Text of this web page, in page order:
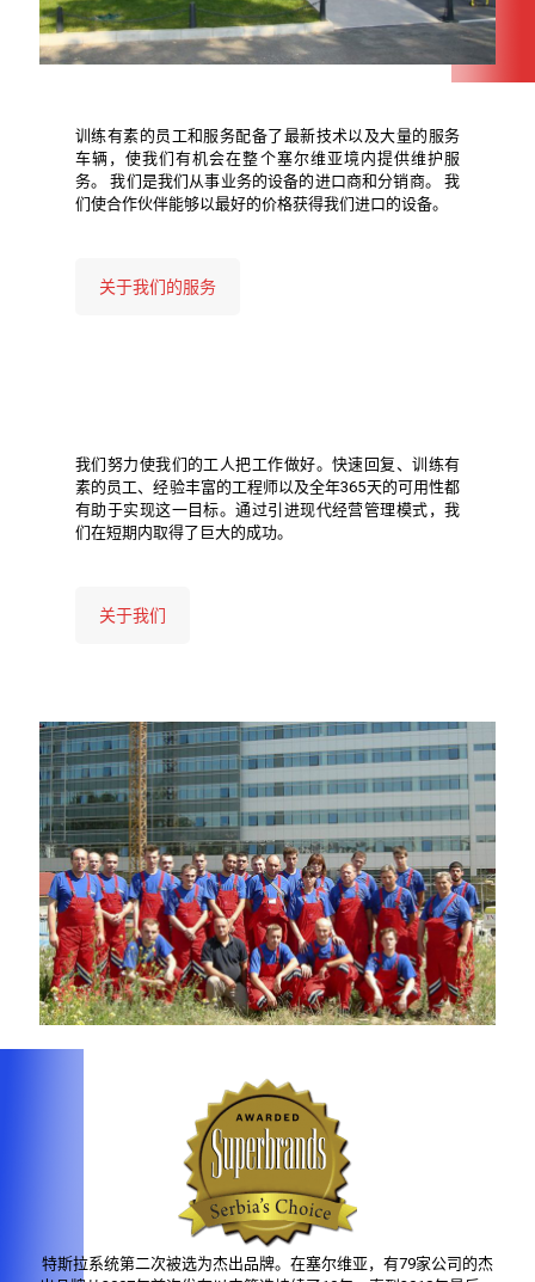
训练有素的员工和服务配备了最新技术以及大量的服务
车辆，使我们有机会在整个塞尔维亚境内提供维护服
务。 我们是我们从事业务的设备的进口商和分销商。 我
们使合作伙伴能够以最好的价格获得我们进口的设备。
关于我们的服务
我们努力使我们的工人把工作做好。快速回复、训练有
素的员工、经验丰富的工程师以及全年365天的可用性都
有助于实现这一目标。通过引进现代经营管理模式，我
们在短期内取得了巨大的成功。
关于我们
特斯拉系统第二次被选为杰出品牌。在塞尔维亚，有79家公司的杰